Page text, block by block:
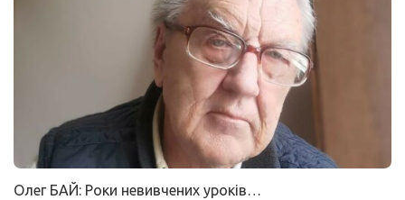
Олег БАЙ: Роки невивчених уроків…